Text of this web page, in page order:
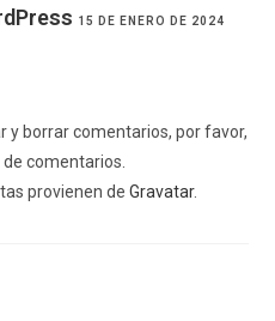
15 DE ENERO DE 2024
y borrar comentarios, por favor,
comentarios.
provienen deGravatar.